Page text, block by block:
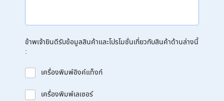
ข้าพเจ้ายินดีรับข้อมูลสินค้าและโปรโมชั่นเกี่ยวกับสินค้าด้านล่างนี้
:
เครื่องพิมพ์อิงค์แท็งก์
เครื่องพิมพ์เลเซอร์